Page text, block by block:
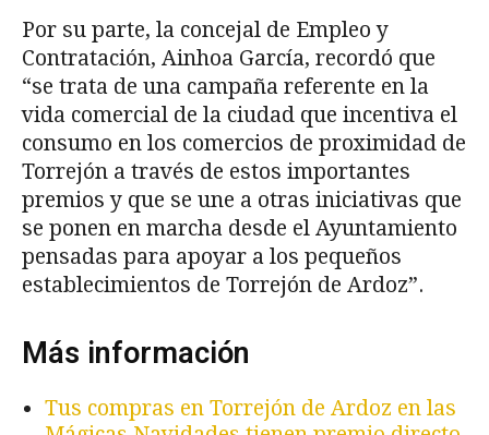
Por su parte, la concejal de Empleo y
Contratación, Ainhoa García, recordó que
“se trata de una campaña referente en la
vida comercial de la ciudad que incentiva el
consumo en los comercios de proximidad de
Torrejón a través de estos importantes
premios y que se une a otras iniciativas que
se ponen en marcha desde el Ayuntamiento
pensadas para apoyar a los pequeños
establecimientos de Torrejón de Ardoz”.
Más información
Tus compras en Torrejón de Ardoz en las